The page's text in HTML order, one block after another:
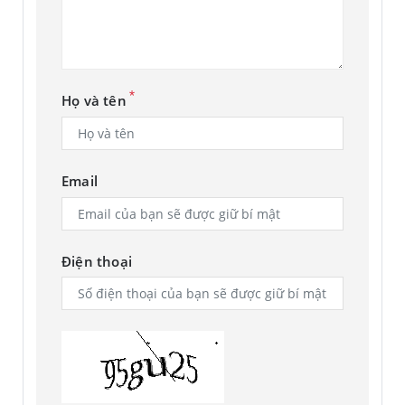
Mở ra Chế độ Flex Mode để mang hội bạn vào trọn khung
hình rộng hơn cho selfie nhóm.Hay dùng Camera Controller
trên Galaxy Watch6 và khiến mọi người trầm trồ với ảnh
selfie thu phóng cận cảnh.Đỉnh cao linh hoạt là đây.
*Hình ảnh mang tính chất minh họa. Giao diện thực tế có thể
Rực nét quay đêm
Với Camera Góc Rộng, Galaxy Z Flip5 còn có thể thu nhiều
khung cảnh hơn vào một khung hình. Việc mở hay gập máy
Họ và tên *
Email
Điện thoại